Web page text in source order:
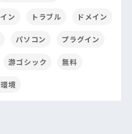
ン トラブル ドメイン
パソコン プラグイン
游ゴシック 無料
境